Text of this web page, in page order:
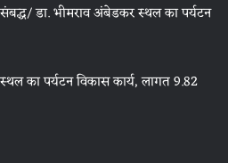
डा. भीमराव अंबेडकर स्थल का पर्यटन
का पर्यटन विकास कार्य, लागत 9.82